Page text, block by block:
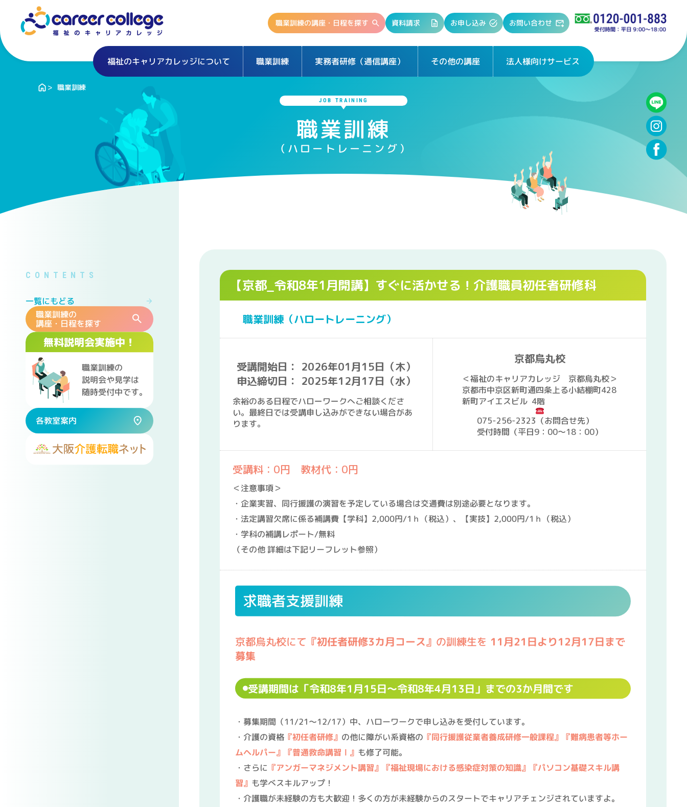
職業訓練の講座・日程を探す 資料請求 お申し込み お問い合わせ
福祉のキャリアカレッジについて 職業訓練 実務者研修（通信講座） その他の講座 法人様向けサービス
職業訓練
JOB TRAINING
職業訓練
（ハロートレーニング）
一覧にもどる
職業訓練の
講座・日程を探す
無料説明会実施中！
職業訓練の
説明会や見学は
随時受付中です。
各教室案内
【京都_令和8年1月開講】すぐに活かせる！介護職員初任者研修科
職業訓練（ハロートレーニング）
受講開始日： 2026年01月15日（木）
申込締切日： 2025年12月17日（水）
余裕のある日程でハローワークへご相談くださ
い。最終日では受講申し込みができない場合があ
ります。
京都烏丸校
＜福祉のキャリアカレッジ 京都烏丸校＞
京都市中京区新町通四条上る小結棚町428
新町アイエスビル 4階
075-256-2323（お問合せ先）
受付時間（平日9：00～18：00）
受講料：0円 教材代：0円
＜注意事項＞
・企業実習、同行援護の演習を予定している場合は交通費は別途必要となります。
・法定講習欠席に係る補講費【学科】2,000円/1ｈ（税込）、【実技】2,000円/1ｈ（税込）
・学科の補講レポート/無料
（その他 詳細は下記リーフレット参照）
求職者支援訓練
京都烏丸校にて 『初任者研修3カ月コース』 の訓練生を 11月21 日より12月17日まで
募集
受講期間は「令和8年1月15日～令和8年4月13日」までの3か月間です
・募集期間（11/21～12/17）中、ハローワークで申し込みを受付しています。
・介護の資格 『初任者研修』 の他に障がい系資格の 『同行援護従業者養成研修一般課程』 『難病患者等ホー
ムヘルパー』『普通救命講習Ⅰ』 も修了可能。
・さらに 『アンガーマネジメント講習』 『福祉現場における感染症対策の知識』『パソコン基礎スキル講
習』 も学べスキルアップ！
・介護職が未経験の方も大歓迎！多くの方が未経験からのスタートでキャリアチェンジされていますよ。